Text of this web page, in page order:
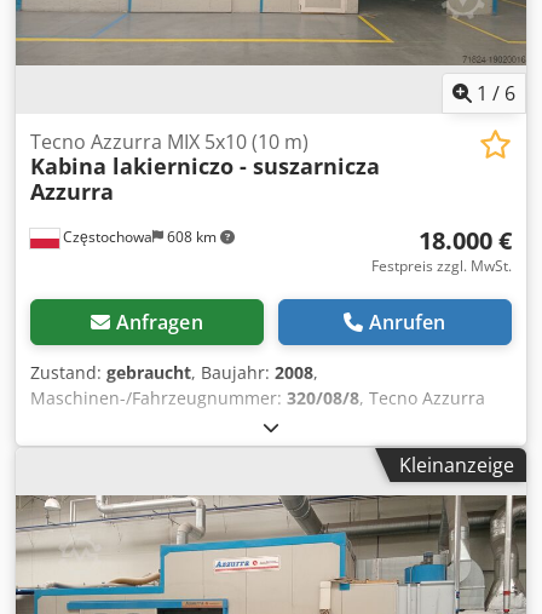
1 / 6
Częstochowa 608 km
Tecno Azzurra MIX 5x10 (10 m)
Kabina lakierniczo - suszarnicza
Azzurra
18.000 €
Festpreis zzgl. MwSt.
Anfragen Anrufen
Zustand: gebraucht, Baujahr: 2008,
Maschinen-/Fahrzeugnummer: 320/08/8, Tecno Azzurra
Lackierkabine mit Überdruck-Wasservorhang Innenmaße -
Länge 10000mm -Breite 5000 mm + 300 mm Tropfgitter -
Höhe 2700 mm Lrjc R Dewfrdxer T Ncok Wasserwand mit
den Abmessungen 4000 x 2500 mm an der Seitenwand
angebracht 4 x Schiebetüren mit den Maßen 2000x2300
Dodpfxswfriue Aahekr Luftstrom 24.000 m3/h
Luftabsaugung 15.000 m3/h Demontage durch den Käufer
Nettopreis
Kleinanzeige